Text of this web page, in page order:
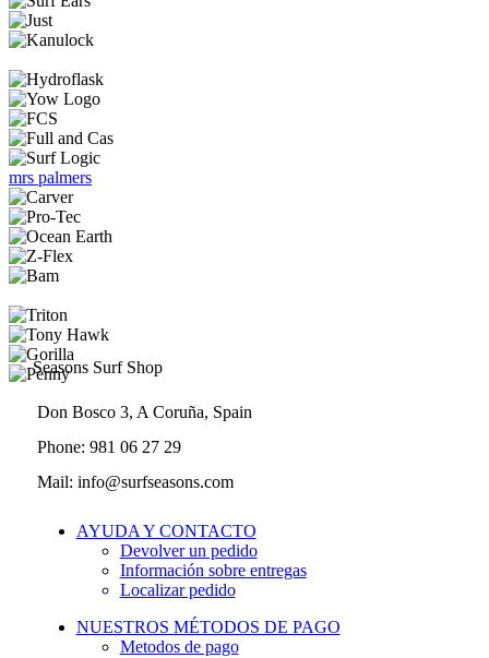
mrs palmers
Seasons Surf Shop
Don Bosco 3, A Coruña, Spain
Phone: 981 06 27 29
Mail: info@surfseasons.com
AYUDA Y CONTACTO
Devolver un pedido
Información sobre entregas
Localizar pedido
NUESTROS MÉTODOS DE PAGO
Metodos de pago